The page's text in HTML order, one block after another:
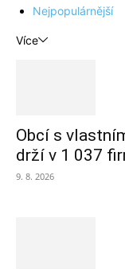
Nejpopulárnější
Více
Obcí s
drží v 1 037
9. 8. 2026